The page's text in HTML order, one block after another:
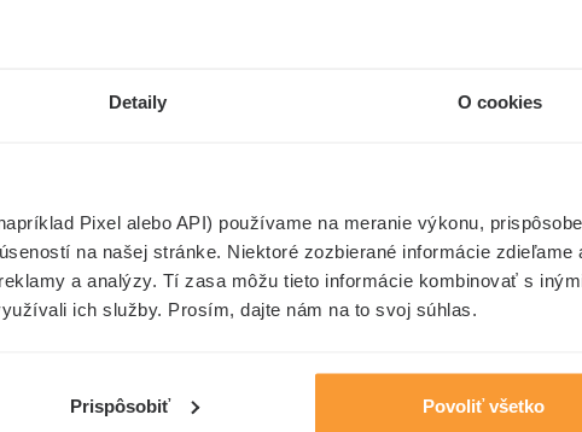
Detaily O cookies
Pixel alebo API) používame na meranie výkonu,
na našej stránke. Niektoré zozbierané informácie zdieľame
a analýzy. Tí zasa môžu tieto informácie kombinovať s
ich služby. Prosím, dajte nám na to svoj súhlas.
Prispôsobiť Povoliť všetko
sa pokazilo...